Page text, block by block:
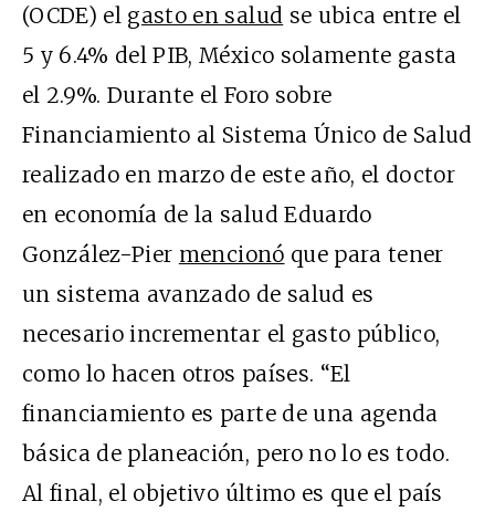
(OCDE) el gasto en salud se ubica entre el
5 y 6.4% del PIB, México solamente gasta
el 2.9%. Durante el Foro sobre
Financiamiento al Sistema Único de Salud
realizado en marzo de este año, el doctor
en economía de la salud Eduardo
González-Pier mencionó que para tener
un sistema avanzado de salud es
necesario incrementar el gasto público,
como lo hacen otros países. “El
financiamiento es parte de una agenda
básica de planeación, pero no lo es todo.
Al final, el objetivo último es que el país